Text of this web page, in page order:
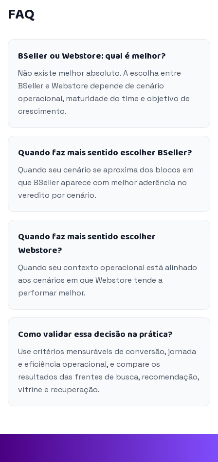
FAQ
BSeller ou Webstore: qual é melhor?
Não existe melhor absoluto. A escolha entre
BSeller e Webstore depende de cenário
operacional, maturidade do time e objetivo de
crescimento.
Quando faz mais sentido escolher BSeller?
Quando seu cenário se aproxima dos blocos em
que BSeller aparece com melhor aderência no
veredito por cenário.
Quando faz mais sentido escolher
Webstore?
Quando seu contexto operacional está alinhado
aos cenários em que Webstore tende a
performar melhor.
Como validar essa decisão na prática?
Use critérios mensuráveis de conversão, jornada
e eficiência operacional, e compare os
resultados das frentes de busca, recomendação,
vitrine e recuperação.